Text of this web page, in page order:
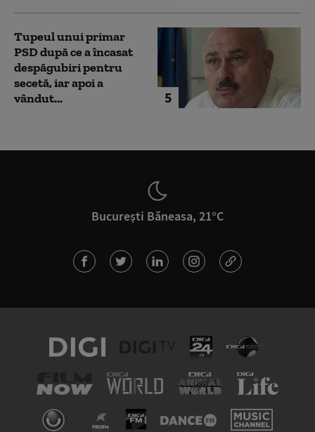
5
Tupeul unui primar
PSD după ce a încasat
despăgubiri pentru
secetă, iar apoi a
vândut...
București Băneasa, 21°C